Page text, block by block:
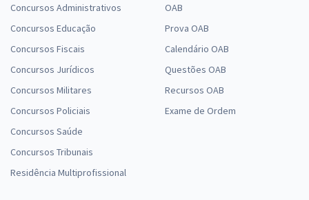
Concursos Administrativos
Concursos Educação
Concursos Fiscais
Concursos Jurídicos
Concursos Militares
Concursos Policiais
Concursos Saúde
Concursos Tribunais
Residência Multiprofissional
OAB
Prova OAB
Calendário OAB
Questões OAB
Recursos OAB
Exame de Ordem